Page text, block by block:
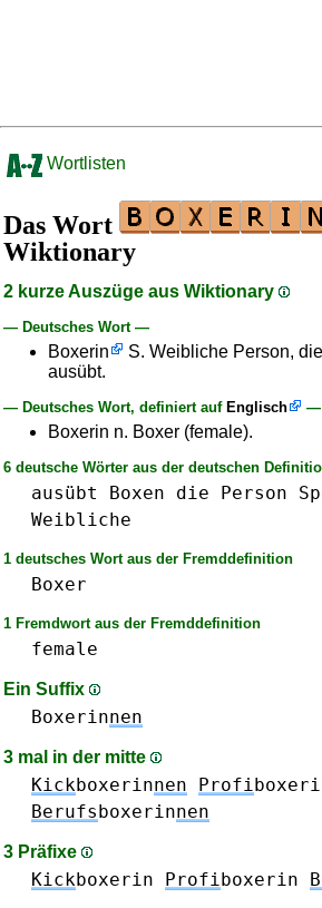
Wortlisten
Das Wort
Wiktionary
2 kurze Auszüge aus Wiktionary
— Deutsches Wort —
Boxerin
S. Weibliche Person,
ausübt.
— Deutsches Wort, definiert auf Englisch —
Boxerin n. Boxer (female).
6 deutsche Wörter aus der deutschen
ausübt Boxen die Person
Weibliche
1 deutsches Wort aus der Fremddefinition
Boxer
1 Fremdwort aus der Fremddefinition
female
Ein Suffix
Boxerinnen
3 mal in der mitte
Kickboxerinnen Profi
Berufsboxerinnen
3 Präfixe
Kickboxerin Profiboxerin